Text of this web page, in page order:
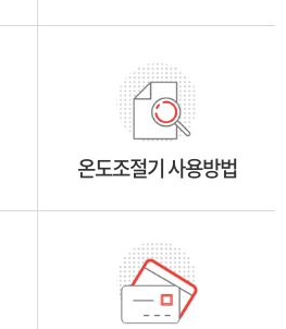
온도조절기 사용방법